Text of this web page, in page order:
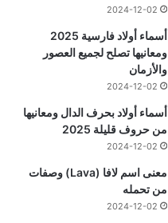
2024-12-02
أسماء أولاد فارسية 2025
ومعانيها تصلح لجميع العصور
والأزمان
2024-12-02
أسماء أولاد بحرف الدال ومعانيها
من حروف قليلة 2025
2024-12-02
معنى اسم لافا (Lava) وصفات
من تحمله
2024-12-02